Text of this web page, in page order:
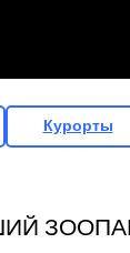
Курорты